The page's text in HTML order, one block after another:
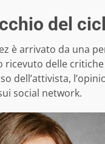
del
è arrivato da una
ricevuto delle
dell’attivista,
social network.